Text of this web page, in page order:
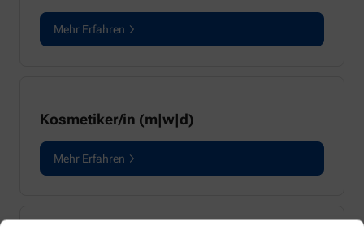
Mehr Erfahren
Kosmetiker/in (m|w|d)
Mehr Erfahren